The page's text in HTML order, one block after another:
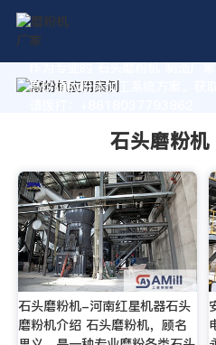
作为专业的 石头磨粉机 制造厂
高价值的粉体加工系统方案。获
石头磨粉
石头磨粉机-河南红星机器石头
磨粉机介绍 石头磨粉机，顾名